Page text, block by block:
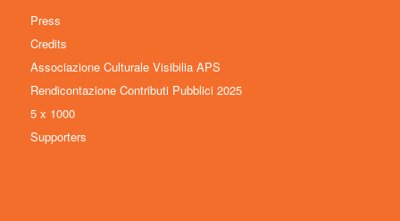
Press
Credits
Associazione Culturale Visibilia APS
Rendicontazione Contributi Pubblici 2025
5 x 1000
Supporters